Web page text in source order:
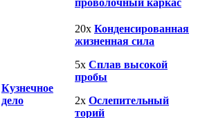
проволочный каркас
Кузнечное
дело
20х Конденсированная
жизненная сила
5х Сплав высокой
пробы
2х Ослепительный
торий